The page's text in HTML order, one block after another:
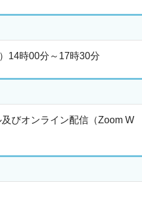
14時00分～17時30分
びオンライン配信（Zoom W